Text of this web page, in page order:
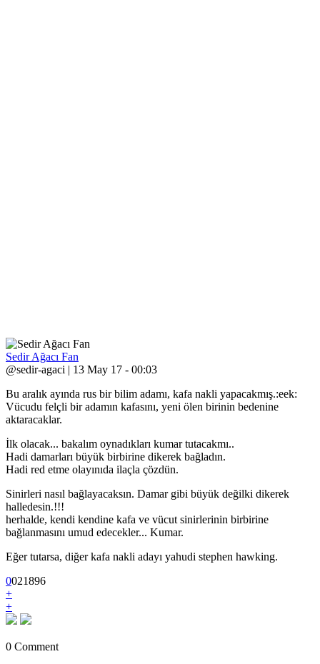
Sedir Ağacı Fan
@sedir-agaci | 13 May 17 - 00:03
Bu aralık ayında rus bir bilim adamı, kafa nakli yapacakmış.:eek:
Vücudu felçli bir adamın kafasını, yeni ölen birinin bedenine
aktaracaklar.
İlk olacak... bakalım oynadıkları kumar tutacakmı..
Hadi damarları büyük birbirine dikerek bağladın.
Hadi red etme olayınıda ilaçla çözdün.
Sinirleri nasıl bağlayacaksın. Damar gibi büyük değilki dikerek
halledesin.!!!
herhalde, kendi kendine kafa ve vücut sinirlerinin birbirine
bağlanmasını umud edecekler... Kumar.
Eğer tutarsa, diğer kafa nakli adayı yahudi stephen hawking.
0021896
+
+
0 Comment